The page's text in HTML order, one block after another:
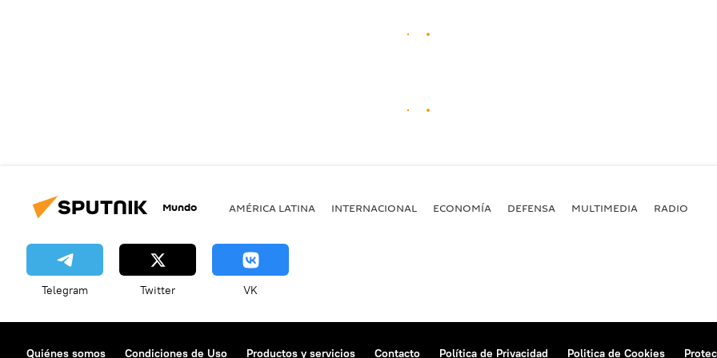
Mundo AMÉRICA LATINA INTERNACIONAL ECONOMÍA DEFENSA MULTIMEDIA RADIO
Telegram Twitter VK
Quiénes somos Condiciones de Uso Productos y servicios Contacto Política de Privacidad Politica de Cookies